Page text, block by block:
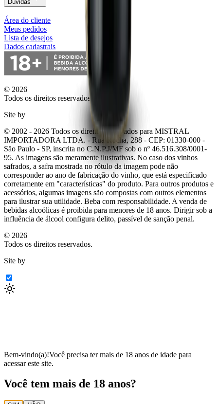
Dúvidas
Área do cliente
Meus pedidos
Lista de desejos
Dados cadastrais
© 2026
Todos os direitos reservados.
Site by
© 2002 - 2026 Todos os direitos reservados para MISTRAL
IMPORTADORA LTDA. - Rua Rocha, 288 - CEP: 01330-000 -
São Paulo - SP, inscrita no C.N.P.J/MF sob o nº 46.516.308/0001-
95. As imagens são meramente ilustrativas. No caso dos vinhos
safrados, a safra mostrada no rótulo da imagem pode não
corresponder ao ano de fabricação do vinho, que está especificado
corretamente em "características" do produto. Para outros produtos e
acessórios, algumas imagens são compostas com outros elementos
para ilustrar sua utilidade. Beba com responsabilidade. A venda de
bebidas alcoólicas é proibida para menores de 18 anos. Dirigir sob a
influência de álcool configura delito, passível de sanção penal.
© 2026
Todos os direitos reservados.
Site by
Bem-vindo(a)!Você precisa ter mais de 18 anos de idade para
acessar este site.
Você tem mais de 18 anos?